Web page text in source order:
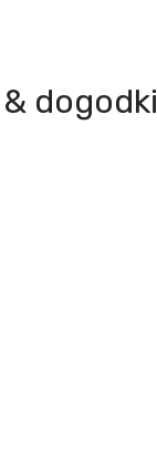
dogodki